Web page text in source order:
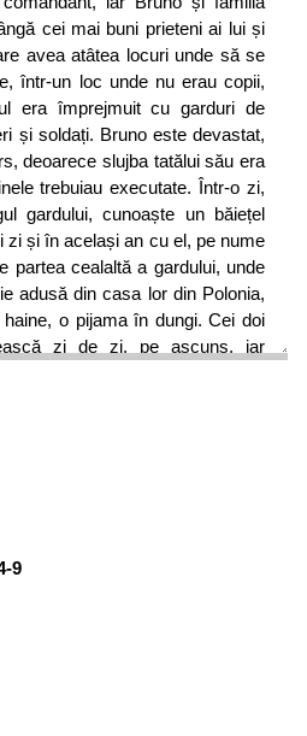
cei mai buni prieteni ai lui și
avea atâtea locuri unde să se
într-un loc unde nu erau copii,
era împrejmuit cu garduri de
și soldați. Bruno este devastat,
deoarece slujba tatălui său era
trebuiau executate. Într-o zi,
gardului, cunoaște un băiețel
și în același an cu el, pe nume
partea cealaltă a gardului, unde
adusă din casa lor din Polonia,
o pijama în dungi. Cei doi
zi de zi, pe ascuns, iar
devine din ce în ce mai
din ce în ce mai slab, deși
întâlnire și mai ales, de ce
însă nu poate ajunge la ei, iar ei
o zi, Schmuel vine foarte trist
spune lui Bruno că tatăl său a
se de faptul că în acel loc,
9